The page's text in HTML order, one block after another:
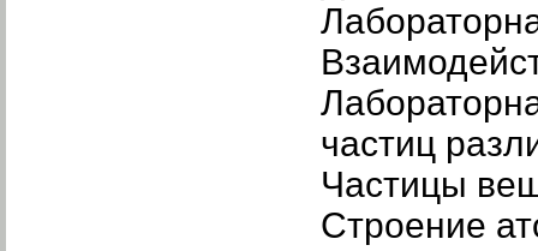
частиц
Частицы
Строение